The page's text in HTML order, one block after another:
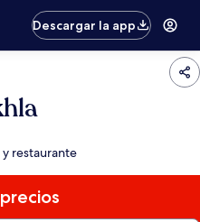
Descargar la app
y restaurante